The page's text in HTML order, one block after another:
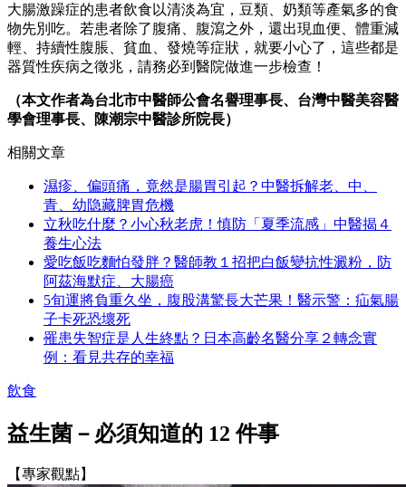
大腸激躁症的患者飲食以清淡為宜，豆類、奶類等產氣多的食
物先別吃。若患者除了腹痛、腹瀉之外，還出現血便、體重減
輕、持續性腹脹、貧血、發燒等症狀，就要小心了，這些都是
器質性疾病之徵兆，請務必到醫院做進一步檢查！
（本文作者為台北市中醫師公會名譽理事長、台灣中醫美容醫
學會理事長、陳潮宗中醫診所院長）
相關文章
濕疹、偏頭痛，竟然是腸胃引起？中醫拆解老、中、
青、幼隐藏脾胃危機
立秋吃什麼？小心秋老虎！慎防「夏季流感」中醫揭４
養生心法
愛吃飯吃麵怕發胖？醫師教１招把白飯變抗性澱粉，防
阿茲海默症、大腸癌
5旬運將負重久坐，腹股溝驚長大芒果！醫示警：疝氣腸
子卡死恐壞死
罹患失智症是人生終點？日本高齡名醫分享２轉念實
例：看見共存的幸福
飲食
益生菌－必須知道的 12 件事
【專家觀點】